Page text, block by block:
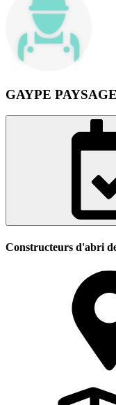
GAYPE PAYSAGE
Constructeurs d'abri